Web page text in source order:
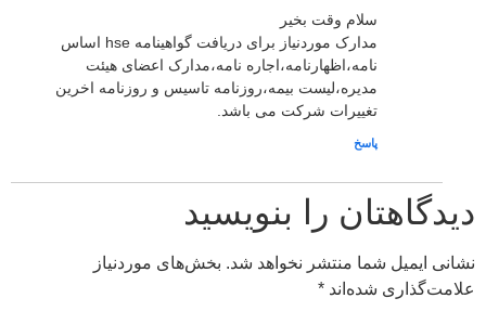
سلام وقت بخیر
مدارک موردنیاز برای دریافت گواهینامه hse اساس
نامه،اظهارنامه،اجاره نامه،مدارک اعضای هیئت
مدیره،لیست بیمه،روزنامه تاسیس و روزنامه اخرین
تغییرات شرکت می باشد.
پاسخ
دیدگاهتان را بنویسید
نشانی ایمیل شما منتشر نخواهد شد. بخش‌های موردنیاز
علامت‌گذاری شده‌اند *